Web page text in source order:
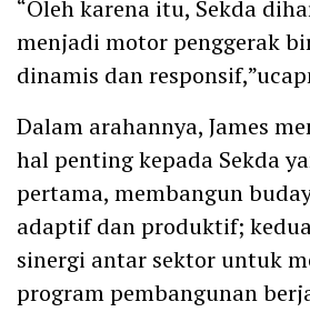
“Oleh karena itu, Sekda
menjadi motor penggerak
dinamis dan
Dalam arahannya, James
hal penting kepada Sekda
pertama, membangun
adaptif dan produktif;
sinergi antar sektor untuk
program pembangunan